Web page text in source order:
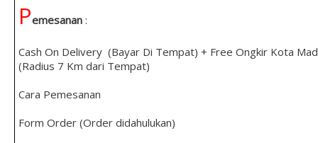
Pemesanan :
Cash On Delivery (Bayar Di Tempat) + Free Ongkir Kota
(Radius 7 Km dari Tempat)
Cara Pemesanan
Form Order (Order didahulukan)